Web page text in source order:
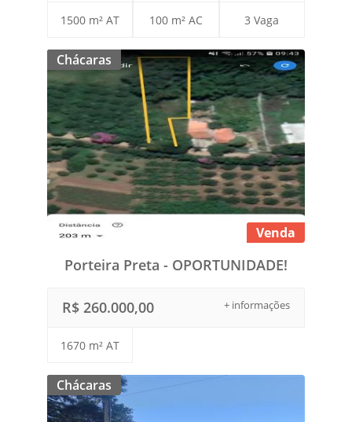
1500 m² AT 100 m² AC 3 Vaga
Chácaras
Venda
Porteira Preta - OPORTUNIDADE!
+ informações
R$ 260.000,00
1670 m² AT
Chácaras